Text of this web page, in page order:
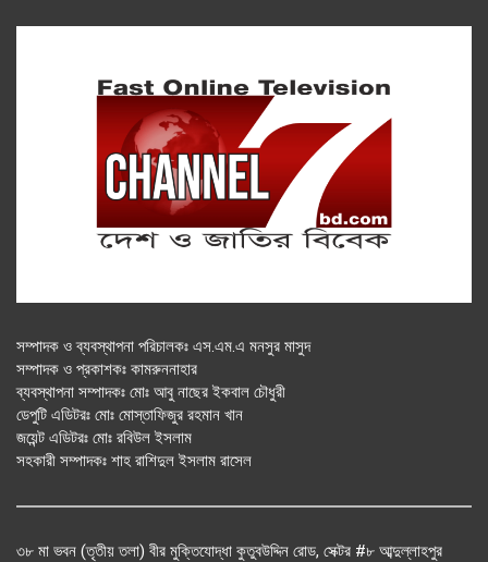
সম্পাদক ও ব্যবস্থাপনা পরিচালকঃ এস.এম.এ মনসুর মাসুদ
সম্পাদক ও প্রকাশকঃ কামরুননাহার
ব্যবস্থাপনা সম্পাদকঃ মোঃ আবু নাছের ইকবাল চৌধুরী
ডেপুটি এডিটরঃ মোঃ মোস্তাফিজুর রহমান খান
জয়েন্ট এডিটরঃ মোঃ রবিউল ইসলাম
সহকারী সম্পাদকঃ শাহ রাশিদুল ইসলাম রাসেল
৩৮ মা ভবন (তৃতীয় তলা) বীর মুক্তিযোদ্ধা কুতুবউদ্দিন রোড, সেক্টর #৮ আব্দুল্লাহপুর